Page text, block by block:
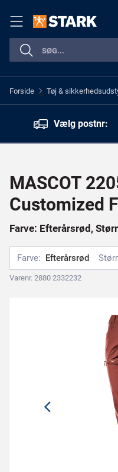
Forside > Tøj &
Vælg postnr:
MASCOT
Customized
Farve: Efterårsrød,
Farve: Efterårsrød
Varenr. 2880 2332232